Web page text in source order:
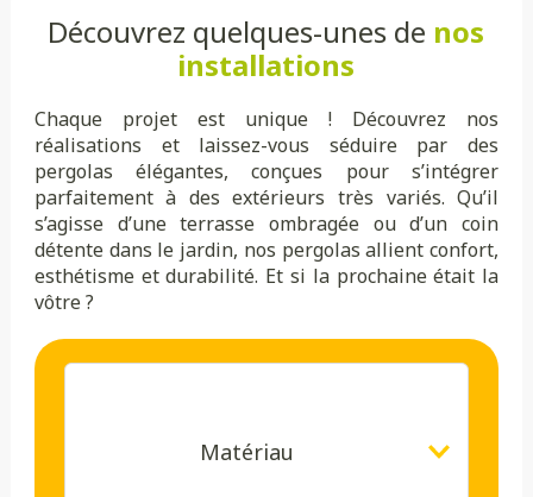
Découvrez quelques-unes de nos
installations
Chaque projet est unique ! Découvrez nos
réalisations et laissez-vous séduire par des
pergolas élégantes, conçues pour s’intégrer
parfaitement à des extérieurs très variés. Qu’il
s’agisse d’une terrasse ombragée ou d’un coin
détente dans le jardin, nos pergolas allient confort,
esthétisme et durabilité. Et si la prochaine était la
vôtre ?
Matériau